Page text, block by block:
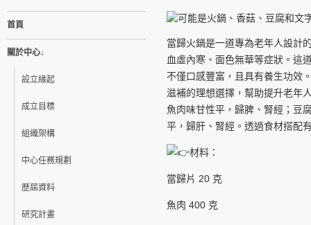
首頁
關於中心↓
設立緣起
成立目標
組織架構
中心任務規劃
歷屆資料
研究計畫
當歸火鍋是一道專為老年人設計
血虛內寒、面色無華等症狀。這
不僅口感豐富，且具有養生功效
滋補的理想選擇，幫助提升老年
魚肉味甘性平，歸脾、腎經；豆
平，歸肝、腎經。透過食材搭配
材料：
當歸片 20 克
魚肉 400 克